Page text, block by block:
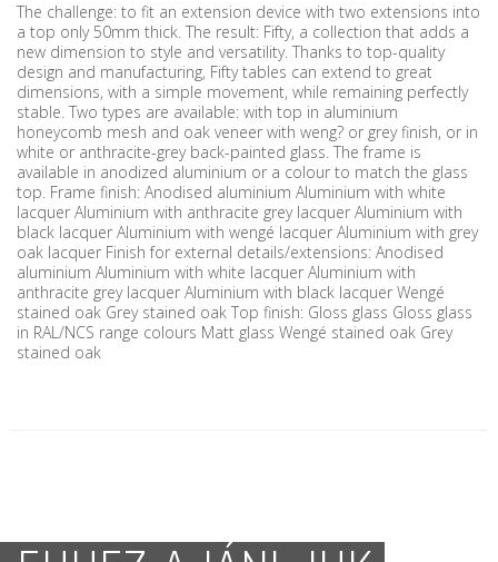
The challenge: to fit an extension device with two extensions into
a top only 50mm thick. The result: Fifty, a collection that adds a
new dimension to style and versatility. Thanks to top-quality
design and manufacturing, Fifty tables can extend to great
dimensions, with a simple movement, while remaining perfectly
stable. Two types are available: with top in aluminium
honeycomb mesh and oak veneer with weng? or grey finish, or in
white or anthracite-grey back-painted glass. The frame is
available in anodized aluminium or a colour to match the glass
top. Frame finish: Anodised aluminium Aluminium with white
lacquer Aluminium with anthracite grey lacquer Aluminium with
black lacquer Aluminium with wengé lacquer Aluminium with grey
oak lacquer Finish for external details/extensions: Anodised
aluminium Aluminium with white lacquer Aluminium with
anthracite grey lacquer Aluminium with black lacquer Wengé
stained oak Grey stained oak Top finish: Gloss glass Gloss glass
in RAL/NCS range colours Matt glass Wengé stained oak Grey
stained oak